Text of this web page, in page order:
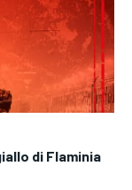
di Flaminia